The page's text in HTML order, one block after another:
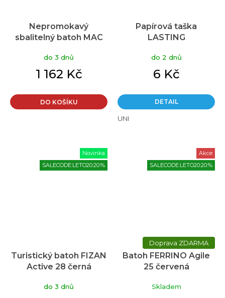
Nepromokavý
sbalitelný batoh MAC
oranžová
do 3 dnů
1 162 Kč
DO KOŠÍKU
Papírová taška
LASTING
do 2 dnů
6 Kč
DETAIL
UNI
Novinka
SALECODE:LETO20:20:%
Turistický batoh FIZAN
Active 28 černá
do 3 dnů
Akce
SALECODE:LETO20:20:%
ZDARMA
Batoh FERRINO Agile
25 červená
Skladem